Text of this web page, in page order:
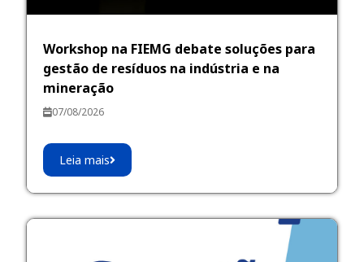
Workshop na FIEMG debate soluções para
gestão de resíduos na indústria e na
mineração
07/08/2026
Leia mais